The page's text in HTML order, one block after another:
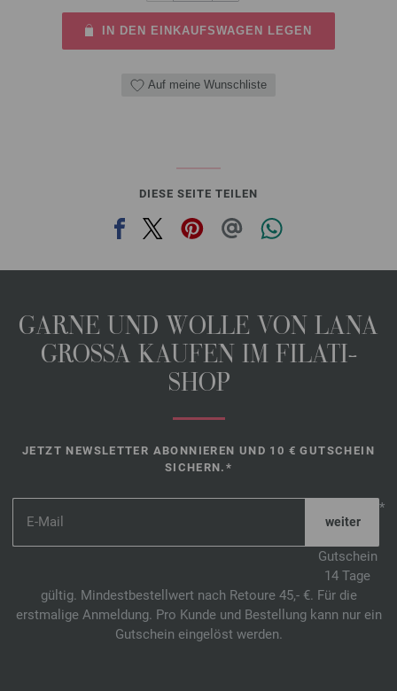
IN DEN EINKAUFSWAGEN LEGEN
Auf meine Wunschliste
DIESE SEITE TEILEN
GARNE UND WOLLE VON LANA
GROSSA KAUFEN IM FILATI-
SHOP
JETZT NEWSLETTER ABONNIEREN UND 10 € GUTSCHEIN
SICHERN.*
*
Gutschein
14 Tage
gültig. Mindestbestellwert nach Retoure 45,- €. Für die
erstmalige Anmeldung. Pro Kunde und Bestellung kann nur ein
Gutschein eingelöst werden.